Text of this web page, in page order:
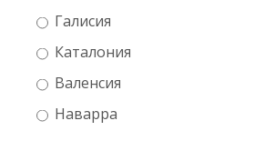
Галисия
Каталония
Валенсия
Наварра